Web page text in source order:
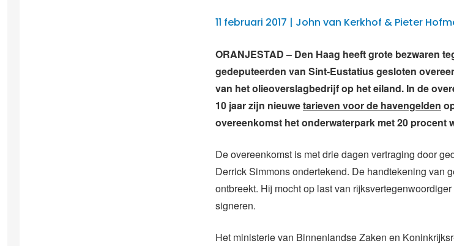
11 februari 2017 | John van Kerkhof & Pieter
ORANJESTAD – Den Haag heeft grote bezwaren
gedeputeerden van Sint-Eustatius gesloten
van het olieoverslagbedrijf op het eiland. In de
10 jaar zijn nieuwetarieven voor de havengelden
overeenkomst het onderwaterpark met 20 procent
De overeenkomst is met drie dagen vertraging door
Derrick Simmons ondertekend. De handtekening van
ontbreekt. Hij mocht op last van
signeren.
Het ministerie van Binnenlandse Zaken en